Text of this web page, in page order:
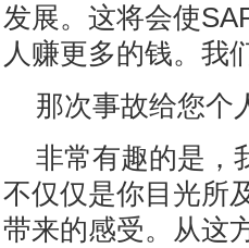
发展。这将会使
人赚更多的钱。我
那次事故给您个
非常有趣的是，
不仅仅是你目光所
带来的感受。从这